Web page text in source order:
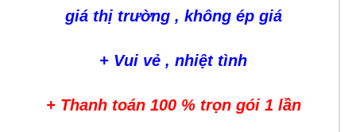
giá thị trường , không ép giá
+ Vui vẻ , nhiệt tình
+ Thanh toán 100 % trọn gói 1 lần